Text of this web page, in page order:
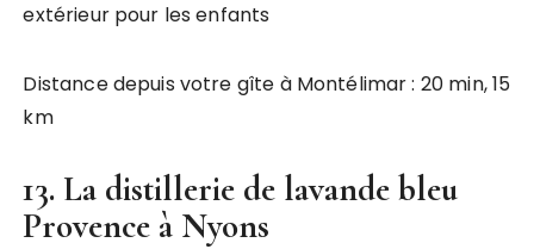
extérieur pour les enfants
Distance depuis votre gîte à Montélimar : 20 min, 15
km
13. La distillerie de lavande bleu
Provence à Nyons